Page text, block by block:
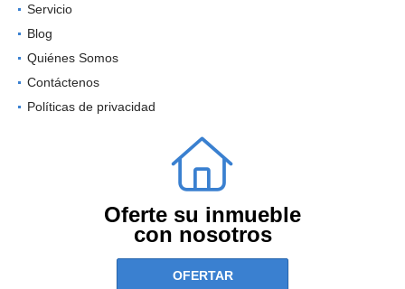
Servicio
Blog
Quiénes Somos
Contáctenos
Políticas de privacidad
Oferte su inmueble
con nosotros
OFERTAR